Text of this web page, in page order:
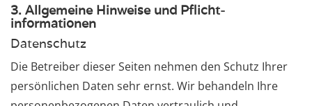
3. Allgemeine Hinweise und Pflicht­
informationen
Datenschutz
Die Betreiber dieser Seiten nehmen den Schutz Ihrer
persönlichen Daten sehr ernst. Wir behandeln Ihre